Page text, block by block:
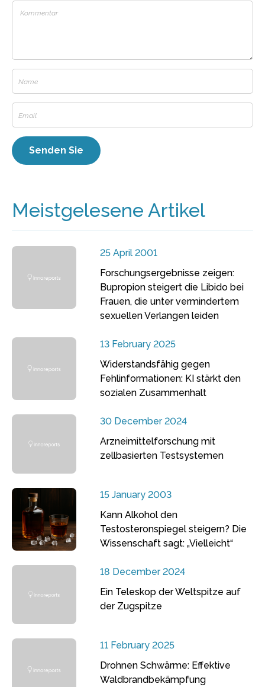
Meistgelesene Artikel
25 April 2001
Forschungsergebnisse zeigen:
Bupropion steigert die Libido bei
Frauen, die unter vermindertem
sexuellen Verlangen leiden
13 February 2025
Widerstandsfähig gegen
Fehlinformationen: KI stärkt den
sozialen Zusammenhalt
30 December 2024
Arzneimittelforschung mit
zellbasierten Testsystemen
15 January 2003
Kann Alkohol den
Testosteronspiegel steigern? Die
Wissenschaft sagt: „Vielleicht“
18 December 2024
Ein Teleskop der Weltspitze auf
der Zugspitze
11 February 2025
Drohnen Schwärme: Effektive
Waldbrandbekämpfung